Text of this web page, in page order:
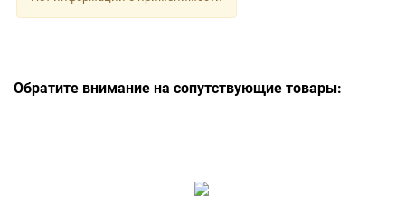
Обратите внимание на сопутствующие товары: